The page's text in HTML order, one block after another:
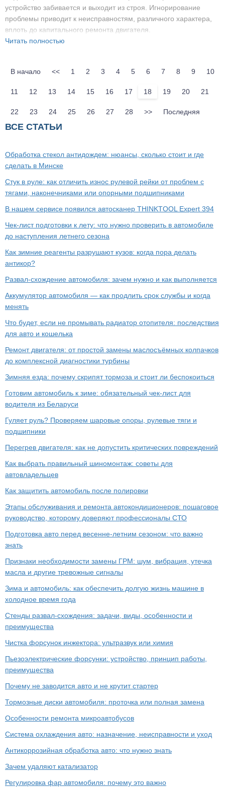
устройство забивается и выходит из строя. Игнорирование
проблемы приводит к неисправностям, различного характера,
вплоть до капитального ремонта двигателя.
Читать полностью
В начало << 1 2 3 4 5 6 7 8 9 10
11 12 13 14 15 16 17 18 19 20 21
22 23 24 25 26 27 28 >> Последняя
ВСЕ СТАТЬИ
Обработка стекол антидождем: нюансы, сколько стоит и где
сделать в Минске
Стук в руле: как отличить износ рулевой рейки от проблем с
тягами, наконечниками или опорными подшипниками
В нашем сервисе появился автосканер THINKTOOL Expert 394
Чек-лист подготовки к лету: что нужно проверить в автомобиле
до наступления летнего сезона
Как зимние реагенты разрушают кузов: когда пора делать
антикор?
Развал-схождение автомобиля: зачем нужно и как выполняется
Аккумулятор автомобиля — как продлить срок службы и когда
менять
Что будет, если не промывать радиатор отопителя: последствия
для авто и кошелька
Ремонт двигателя: от простой замены маслосъёмных колпачков
до комплексной диагностики турбины
Зимняя езда: почему скрипят тормоза и стоит ли беспокоиться
Готовим автомобиль к зиме: обязательный чек-лист для
водителя из Беларуси
Гуляет руль? Проверяем шаровые опоры, рулевые тяги и
подшипники
Перегрев двигателя: как не допустить критических повреждений
Как выбрать правильный шиномонтаж: советы для
автовладельцев
Как защитить автомобиль после полировки
Этапы обслуживания и ремонта автокондиционеров: пошаговое
руководство, которому доверяют профессионалы СТО
Подготовка авто перед весенне-летним сезоном: что важно
знать
Признаки необходимости замены ГРМ: шум, вибрация, утечка
масла и другие тревожные сигналы
Зима и автомобиль: как обеспечить долгую жизнь машине в
холодное время года
Стенды развал-схождения: задачи, виды, особенности и
преимущества
Чистка форсунок инжектора: ультразвук или химия
Пьезоэлектрические форсунки: устройство, принцип работы,
преимущества
Почему не заводится авто и не крутит стартер
Тормозные диски автомобиля: проточка или полная замена
Особенности ремонта микроавтобусов
Система охлаждения авто: назначение, неисправности и уход
Антикоррозийная обработка авто: что нужно знать
Зачем удаляют катализатор
Регулировка фар автомобиля: почему это важно